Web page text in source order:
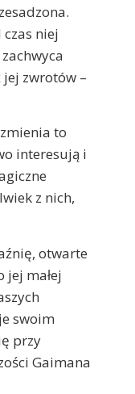
niej
jej zwrotów –
to
interesują i
z nich,
otwarte
jej małej
swoim
przy
Gaimana